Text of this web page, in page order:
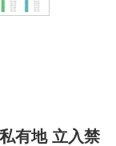
有地 立入禁